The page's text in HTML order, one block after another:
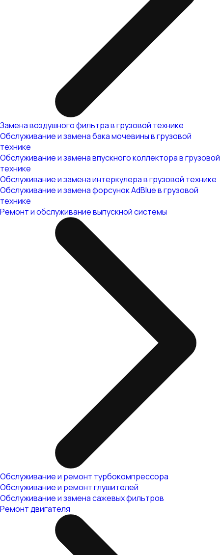
Замена воздушного фильтра в грузовой технике
Обслуживание и замена бака мочевины в грузовой
технике
Обслуживание и замена впускного коллектора в грузовой
технике
Обслуживание и замена интеркулера в грузовой технике
Обслуживание и замена форсунок AdBlue в грузовой
технике
Ремонт и обслуживание выпускной системы
Обслуживание и ремонт турбокомпрессора
Обслуживание и ремонт глушителей
Обслуживание и замена сажевых фильтров
Ремонт двигателя